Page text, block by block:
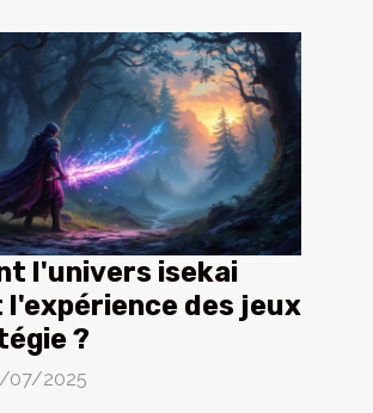
l'univers isekai
des jeux
?
07/2025